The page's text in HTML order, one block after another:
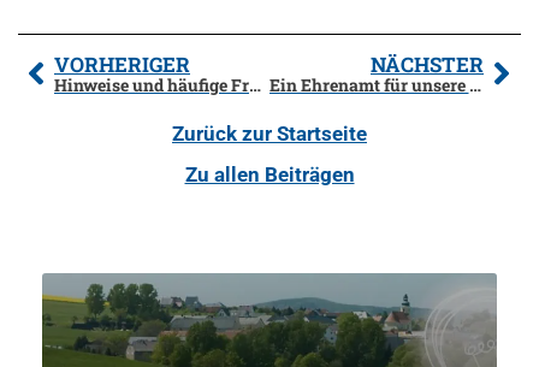
VORHERIGER
Hinweise und häufige Fragen zur Grundsteuerreform 2025
NÄCHSTER
Ein Ehrenamt für unsere Grundschüler
Zurück zur Startseite
Zu allen Beiträgen